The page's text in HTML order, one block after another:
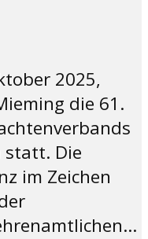
2025,
die 61.
Die
im Zeichen